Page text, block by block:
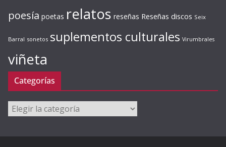
poesía poetas relatos reseñas Reseñas discos Seix
Barral sonetos suplementos culturales Virumbrales
viñeta
Categorías
Categorías